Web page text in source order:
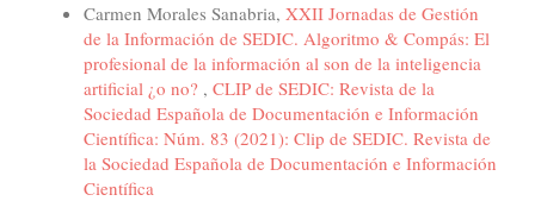
Carmen Morales Sanabria, XXII Jornadas de Gestión
de la Información de SEDIC. Algoritmo & Compás: El
profesional de la información al son de la inteligencia
artificial ¿o no? , CLIP de SEDIC: Revista de la
Sociedad Española de Documentación e Información
Científica: Núm. 83 (2021): Clip de SEDIC. Revista de
la Sociedad Española de Documentación e Información
Científica